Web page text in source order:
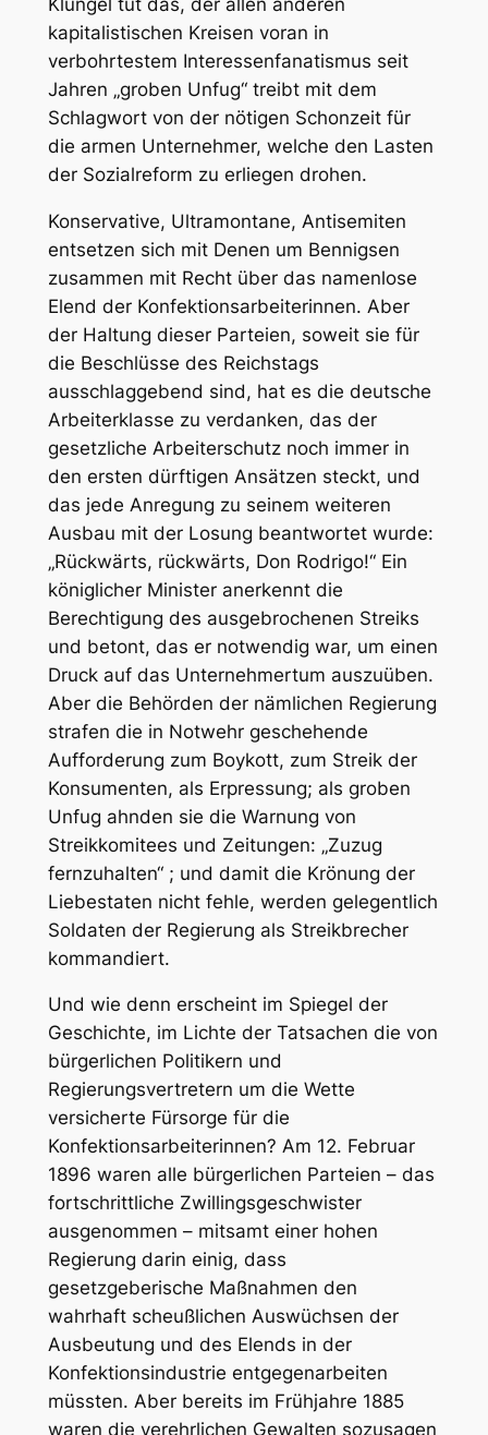
kapitalistischen Kreisen voran in
verbohrtestem Interessenfanatismus seit
Jahren „groben Unfug“ treibt mit dem
Schlagwort von der nötigen Schonzeit für
die armen Unternehmer, welche den Lasten
der Sozialreform zu erliegen drohen.
Konservative, Ultramontane, Antisemiten
entsetzen sich mit Denen um Bennigsen
zusammen mit Recht über das namenlose
Elend der Konfektionsarbeiterinnen. Aber
der Haltung dieser Parteien, soweit sie für
die Beschlüsse des Reichstags
ausschlaggebend sind, hat es die deutsche
Arbeiterklasse zu verdanken, das der
gesetzliche Arbeiterschutz noch immer in
den ersten dürftigen Ansätzen steckt, und
das jede Anregung zu seinem weiteren
Ausbau mit der Losung beantwortet wurde:
„Rückwärts, rückwärts, Don Rodrigo!“ Ein
königlicher Minister anerkennt die
Berechtigung des ausgebrochenen Streiks
und betont, das er notwendig war, um einen
Druck auf das Unternehmertum auszuüben.
Aber die Behörden der nämlichen Regierung
strafen die in Notwehr geschehende
Aufforderung zum Boykott, zum Streik der
Konsumenten, als Erpressung; als groben
Unfug ahnden sie die Warnung von
Streikkomitees und Zeitungen: „Zuzug
fernzuhalten“ ; und damit die Krönung der
Liebestaten nicht fehle, werden gelegentlich
Soldaten der Regierung als Streikbrecher
kommandiert.
Und wie denn erscheint im Spiegel der
Geschichte, im Lichte der Tatsachen die von
bürgerlichen Politikern und
Regierungsvertretern um die Wette
versicherte Fürsorge für die
Konfektionsarbeiterinnen? Am 12. Februar
1896 waren alle bürgerlichen Parteien – das
fortschrittliche Zwillingsgeschwister
ausgenommen – mitsamt einer hohen
Regierung darin einig, dass
gesetzgeberische Maßnahmen den
wahrhaft scheußlichen Auswüchsen der
Ausbeutung und des Elends in der
Konfektionsindustrie entgegenarbeiten
müssten. Aber bereits im Frühjahre 1885
waren die verehrlichen Gewalten sozusagen